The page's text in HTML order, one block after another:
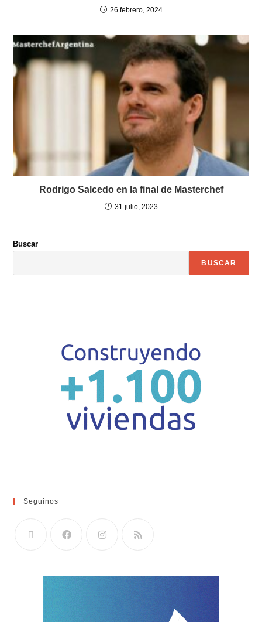
26 febrero, 2024
Rodrigo Salcedo en la final de Masterchef
31 julio, 2023
Buscar
BUSCAR
Seguinos